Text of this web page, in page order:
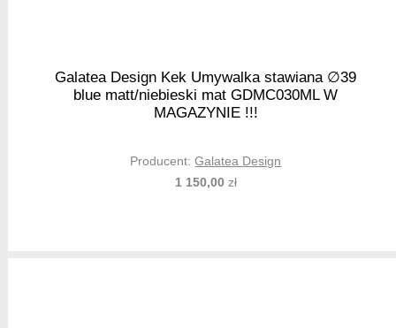
Galatea Design Kek Umywalka stawiana ∅39
blue matt/niebieski mat GDMC030ML W
MAGAZYNIE !!!
Producent:Galatea Design
1 150,00zł